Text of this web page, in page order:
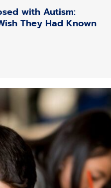
with Autism:
They Had Known